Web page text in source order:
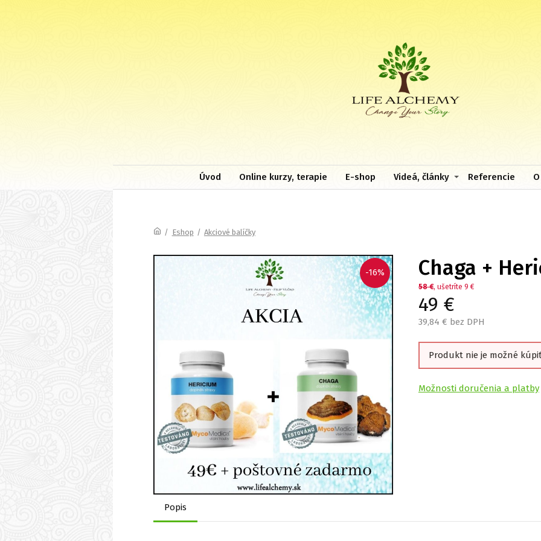
Úvod Online kurzy, terapie E-shop Videá, články Referencie
/ Eshop / Akciové balíčky
-16% Chaga +
58€, ušetríte 9 €
49 €
39,84 € bez DPH
Produkt nie je možné kúpiť
Možnosti doručenia a platby
Popis